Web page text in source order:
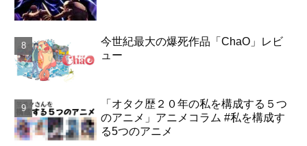
今世紀最大の爆死作品「ChaO」レビ
ュー
「オタク歴２０年の私を構成する５つ
のアニメ」アニメコラム #私を構成す
る5つのアニメ